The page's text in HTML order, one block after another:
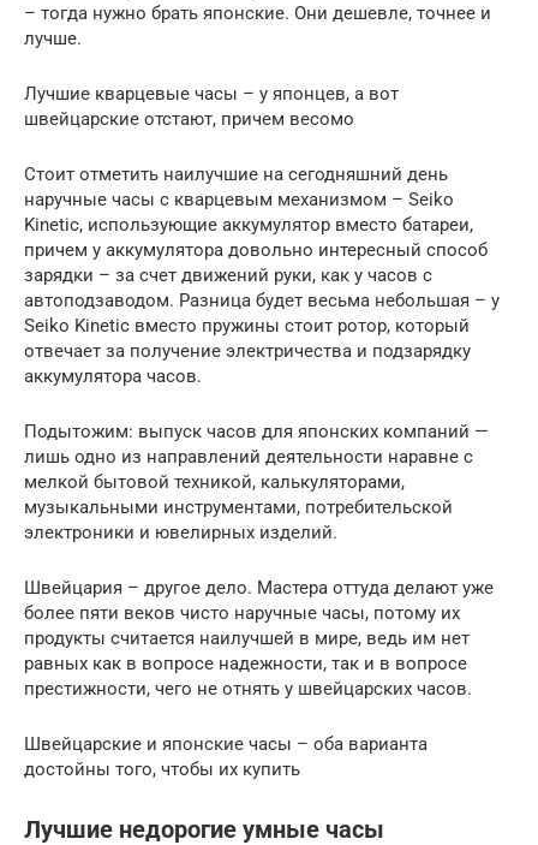
– тогда нужно брать японские. Они дешевле, точнее и
лучше.
Лучшие кварцевые часы – у японцев, а вот
швейцарские отстают, причем весомо
Стоит отметить наилучшие на сегодняшний день
наручные часы с кварцевым механизмом – Seiko
Kinetic, использующие аккумулятор вместо батареи,
причем у аккумулятора довольно интересный способ
зарядки – за счет движений руки, как у часов с
автоподзаводом. Разница будет весьма небольшая – у
Seiko Kinetic вместо пружины стоит ротор, который
отвечает за получение электричества и подзарядку
аккумулятора часов.
Подытожим: выпуск часов для японских компаний —
лишь одно из направлений деятельности наравне с
мелкой бытовой техникой, калькуляторами,
музыкальными инструментами, потребительской
электроники и ювелирных изделий.
Швейцария – другое дело. Мастера оттуда делают уже
более пяти веков чисто наручные часы, потому их
продукты считается наилучшей в мире, ведь им нет
равных как в вопросе надежности, так и в вопросе
престижности, чего не отнять у швейцарских часов.
Швейцарские и японские часы – оба варианта
достойны того, чтобы их купить
Лучшие недорогие умные часы